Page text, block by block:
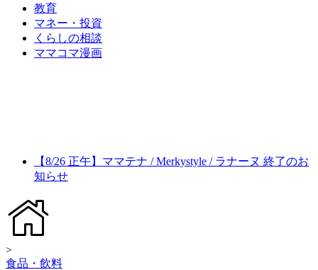
教育
マネー・投資
くらしの相談
ママコマ漫画
【8/26 正午】ママテナ / Merkystyle / ラナーヌ 終了のお
知らせ
>
食品・飲料